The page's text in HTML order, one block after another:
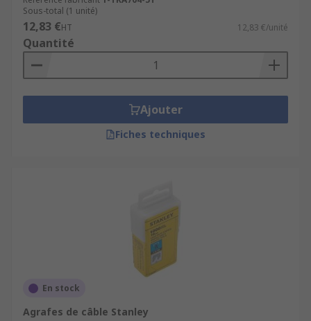
Agrafes de Tapisserie :
Ces agrafes plus
longues et robustes sont utilisées pour la
fixation de tissus, de tapisseries et de
matériaux similaires.
La longueur des agrafes dépend de la taille de
l'agrafeuse et du type de documents ou de
matériaux que vous avez l'intention de fixer. Il est
Les agrafes sont vendues dans des boîtes de 1000
agrafes / 2000/2500/5000
Sous-total (1 unité)
12,83 €HT 12,83 €/unité
Quantité
Ajouter
Fiches techniques
En stock
Agrafes de câble Stanley